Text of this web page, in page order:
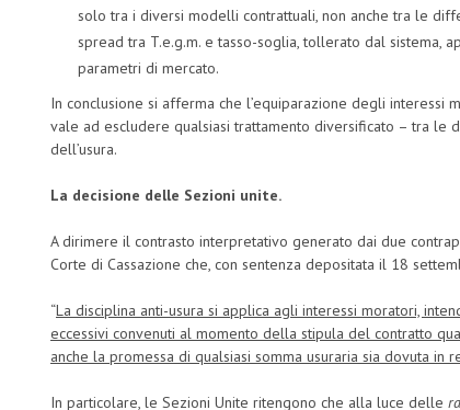
solo tra i diversi modelli contrattuali, non anche tra le
spread tra T.e.g.m. e tasso-soglia, tollerato dal sistema,
parametri di mercato.
In conclusione si afferma che l’equiparazione degli interessi
vale ad escludere qualsiasi trattamento diversificato – tra le
dell’usura.
La decisione delle Sezioni unite.
A dirimere il contrasto interpretativo generato dai due
Corte di Cassazione che, con sentenza depositata il 18
“La disciplina anti-usura si applica agli interessi moratori,
eccessivi convenuti al momento della stipula del contratto
anche la promessa di qualsiasi somma usuraria sia dovuta in
In particolare, le Sezioni Unite ritengono che alla luce delle